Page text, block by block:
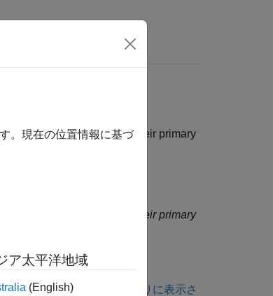
MATLAB Answers
file as the declaration of their primary
file as the declaration of their primary
ィング規約違反が想定どおりに表示さ
。現在の位置情報に基づ
ア太平洋地域
(English)